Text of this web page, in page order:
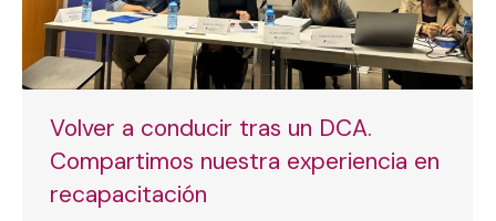
Volver a conducir tras un DCA.
Compartimos nuestra experiencia en
recapacitación